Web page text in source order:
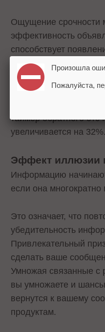
Ощущение срочности
эффективность
способствует
выгоды
Замечено, что, когда
таймер обратного
увеличивается на 32%.
Эффект иллюзии
Информацию
если она многократно
Это означает, что
убедительность
Привлекательный
сделать ваше
Умножая связанные с
вы умножаете и
вернутся к вашему
продуктам.
Произошла
Пожалуйста,